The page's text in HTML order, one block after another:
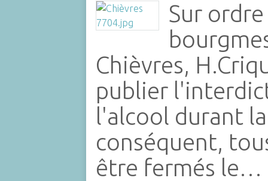
Sur
Chièvres,
publier
l'alcool durant
conséquent,
être fermés le…